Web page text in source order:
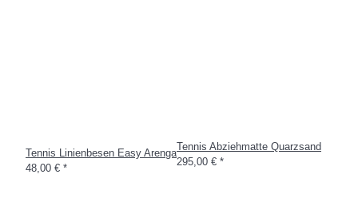
Tennis Linienbesen Easy Arenga
48,00 € *
Tennis Abziehmatte Quarzsand
295,00 € *